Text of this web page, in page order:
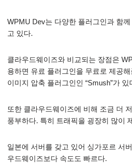
WPMU Dev는 다양한 플러그인과 함
고 있다.
클라우드웨이즈와 비교되는 장점은
용하면 유료 플러그인을 무료로 제공
이미지 압축 플러그인인 “Smush”가 있
또한 클라우드웨이즈에 비해 조금 더
풍부하다. 특히 트래픽을 굉장히 많이
일본에 서버를 갖고 있어 싱가포르 서
우드웨이즈보다 속도도 빠르다.